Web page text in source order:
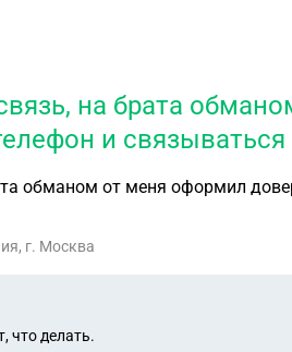
на брата
и
обманом от меня оформил
г. Москва
что делать.